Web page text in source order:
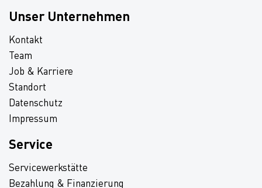
Unser Unternehmen
Kontakt
Team
Job & Karriere
Standort
Datenschutz
Impressum
Service
Servicewerkstätte
Bezahlung & Finanzierung